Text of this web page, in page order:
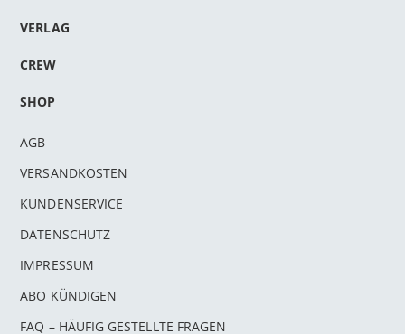
VERLAG
CREW
SHOP
AGB
VERSANDKOSTEN
KUNDENSERVICE
DATENSCHUTZ
IMPRESSUM
ABO KÜNDIGEN
FAQ – HÄUFIG GESTELLTE FRAGEN